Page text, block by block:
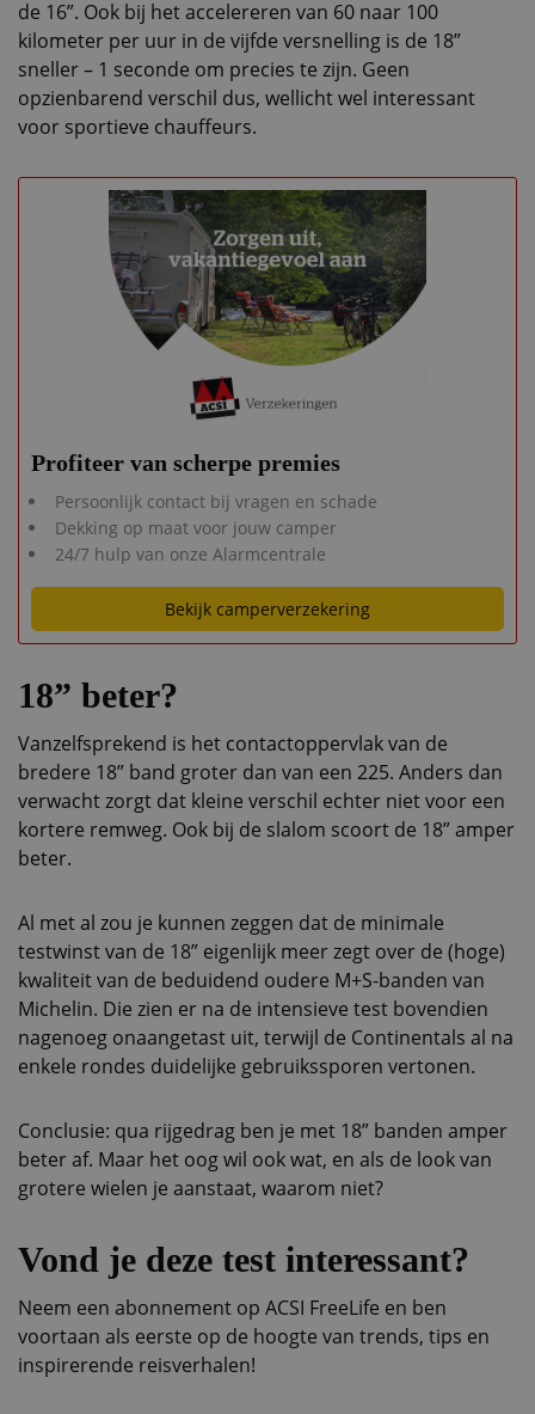
de 16”. Ook bij het accelereren van 60 naar 100
kilometer per uur in de vijfde versnelling is de 18”
sneller – 1 seconde om precies te zijn. Geen
opzienbarend verschil dus, wellicht wel interessant
voor sportieve chauffeurs.
Profiteer van scherpe premies
Persoonlijk contact bij vragen en schade
Dekking op maat voor jouw camper
24/7 hulp van onze Alarmcentrale
Bekijk camperverzekering
18” beter?
Vanzelfsprekend is het contactoppervlak van de
bredere 18” band groter dan van een 225. Anders dan
verwacht zorgt dat kleine verschil echter niet voor een
kortere remweg. Ook bij de slalom scoort de 18” amper
beter.
Al met al zou je kunnen zeggen dat de minimale
testwinst van de 18” eigenlijk meer zegt over de (hoge)
kwaliteit van de beduidend oudere M+S-banden van
Michelin. Die zien er na de intensieve test bovendien
nagenoeg onaangetast uit, terwijl de Continentals al na
enkele rondes duidelijke gebruikssporen vertonen.
Conclusie: qua rijgedrag ben je met 18” banden amper
beter af. Maar het oog wil ook wat, en als de look van
grotere wielen je aanstaat, waarom niet?
Vond je deze test interessant?
Neem een abonnement op ACSI FreeLife en ben
voortaan als eerste op de hoogte van trends, tips en
inspirerende reisverhalen!